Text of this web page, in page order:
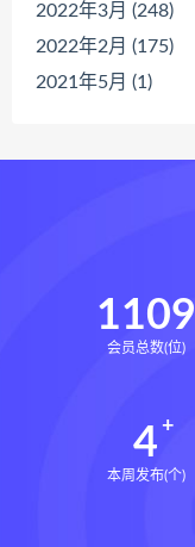
2022年3月 (248)
2022年2月 (175)
2021年5月 (1)
1109
会员总数(位)
4
本周发布(个)